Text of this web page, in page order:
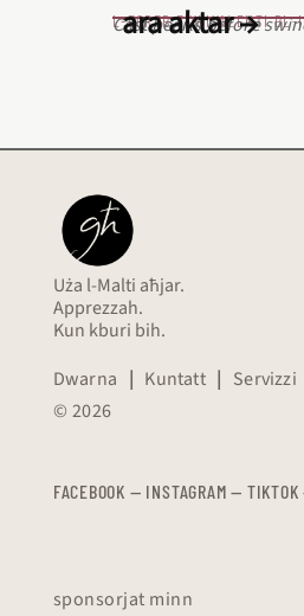
L‑EQREB EKWIVALENTI
Cast pearls before
ara aktar →
Uża l-Malti aħjar.
Apprezzah.
Kun kburi bih.
Dwarna | Kuntatt | Servizzi
© 2026
FACEBOOK — INSTAGRAM — TIKTOK
sponsorjat minn